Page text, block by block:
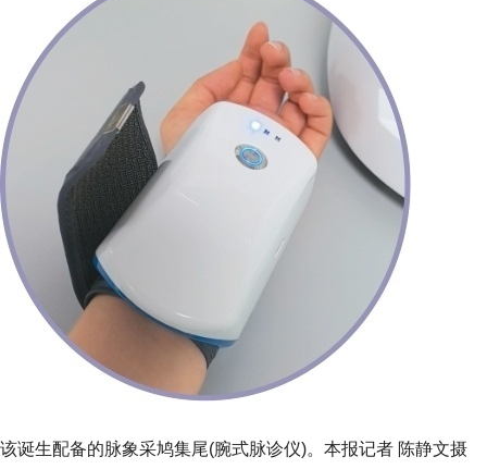
该诞生配备的脉象采鸠集尾(腕式脉诊仪)。本报记者 陈静文摄